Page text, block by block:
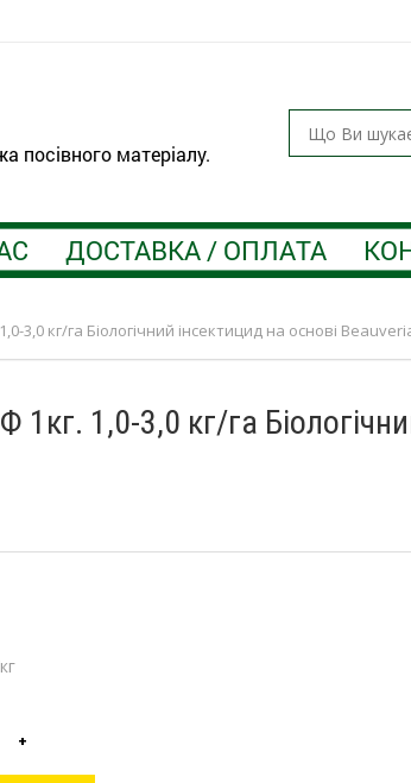
посівного матеріалу.
ДОСТАВКА / ОПЛАТА
3,0 кг/га Біологічний інсектицид на основі
1кг. 1,0-3,0 кг/га
+